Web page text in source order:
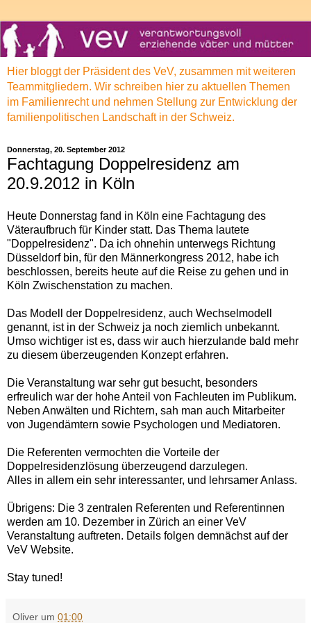
Hier bloggt der Präsident des VeV, zusammen mit weiteren
Teammitgliedern. Wir schreiben hier zu aktuellen Themen
im Familienrecht und nehmen Stellung zur Entwicklung der
familienpolitischen Landschaft in der Schweiz.
Donnerstag, 20. September 2012
Fachtagung Doppelresidenz am
20.9.2012 in Köln
Heute Donnerstag fand in Köln eine Fachtagung des
Väteraufbruch für Kinder statt. Das Thema lautete
"Doppelresidenz". Da ich ohnehin unterwegs Richtung
Düsseldorf bin, für den Männerkongress 2012, habe ich
beschlossen, bereits heute auf die Reise zu gehen und in
Köln Zwischenstation zu machen.
Das Modell der Doppelresidenz, auch Wechselmodell
genannt, ist in der Schweiz ja noch ziemlich unbekannt.
Umso wichtiger ist es, dass wir auch hierzulande bald mehr
zu diesem überzeugenden Konzept erfahren.
Die Veranstaltung war sehr gut besucht, besonders
erfreulich war der hohe Anteil von Fachleuten im Publikum.
Neben Anwälten und Richtern, sah man auch Mitarbeiter
von Jugendämtern sowie Psychologen und Mediatoren.
Die Referenten vermochten die Vorteile der
Doppelresidenzlösung überzeugend darzulegen.
Alles in allem ein sehr interessanter, und lehrsamer Anlass.
Übrigens: Die 3 zentralen Referenten und Referentinnen
werden am 10. Dezember in Zürich an einer VeV
Veranstaltung auftreten. Details folgen demnächst auf der
VeV Website.
Stay tuned!
Oliver um 01:00